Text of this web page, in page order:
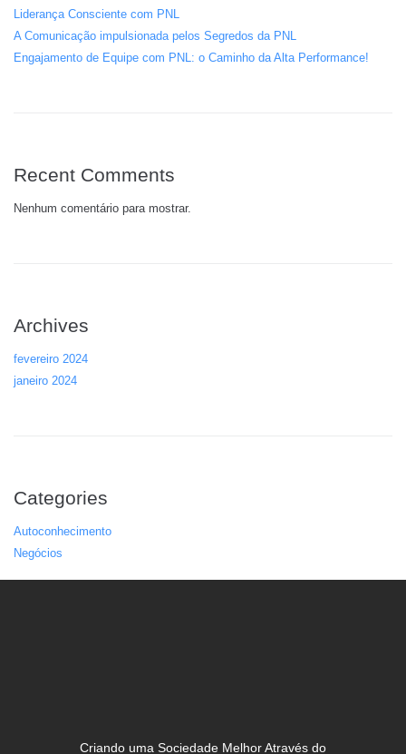
Liderança Consciente com PNL
A Comunicação impulsionada pelos Segredos da PNL
Engajamento de Equipe com PNL: o Caminho da Alta Performance!
Recent Comments
Nenhum comentário para mostrar.
Archives
fevereiro 2024
janeiro 2024
Categories
Autoconhecimento
Negócios
Criando uma Sociedade Melhor Através do